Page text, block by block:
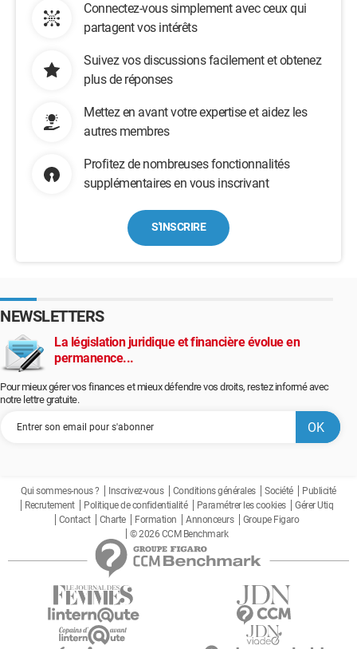
Connectez-vous simplement avec ceux qui
partagent vos intérêts
Suivez vos discussions facilement et obtenez
plus de réponses
Mettez en avant votre expertise et aidez les
autres membres
Profitez de nombreuses fonctionnalités
supplémentaires en vous inscrivant
S'INSCRIRE
NEWSLETTERS
La législation juridique et financière évolue en
permanence...
Pour mieux gérer vos finances et mieux défendre vos droits, restez informé avec
notre lettre gratuite.
Qui sommes-nous ? Inscrivez-vous Conditions générales Société
Publicité
Recrutement
Politique de confidentialité Paramétrer les cookies
Gérer Utiq
Contact
Charte Formation Annonceurs
Groupe Figaro
© 2026 CCM Benchmark